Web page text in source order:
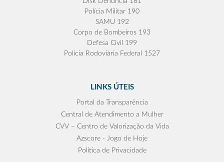
Polícia Militar 190
SAMU 192
Corpo de Bombeiros 193
Defesa Civil 199
Polícia Rodoviária Federal 1527
LINKS ÚTEIS
Portal da Transparência
Central de Atendimento a Mulher
CVV – Centro de Valorização da Vida
Azscore - Jogo de Hoje
Política de Privacidade